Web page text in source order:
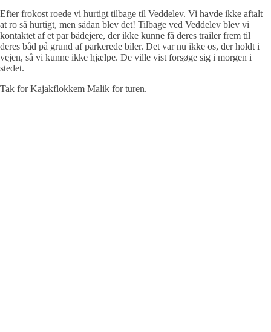
Efter frokost roede vi hurtigt tilbage til Veddelev. Vi havde ikke aftalt
at ro så hurtigt, men sådan blev det! Tilbage ved Veddelev blev vi
kontaktet af et par bådejere, der ikke kunne få deres trailer frem til
deres båd på grund af parkerede biler. Det var nu ikke os, der holdt i
vejen, så vi kunne ikke hjælpe. De ville vist forsøge sig i morgen i
stedet.
Tak for Kajakflokkem Malik for turen.